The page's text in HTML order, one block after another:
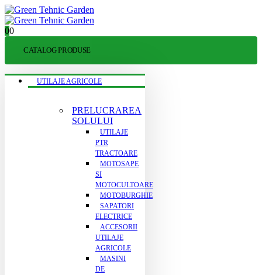
00
CATALOG PRODUSE
UTILAJE AGRICOLE
PRELUCRAREA
SOLULUI
UTILAJE
PTR
TRACTOARE
MOTOSAPE
SI
MOTOCULTOARE
MOTOBURGHIE
SAPATORI
ELECTRICE
ACCESORII
UTILAJE
AGRICOLE
MASINI
DE